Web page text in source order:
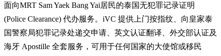
面向MRT Sam Yaek Bang Yai居民的泰国无犯罪记录证明
(Police Clearance) 代办服务。iVC 提供上门按指纹、向皇家泰
国警察局犯罪记录处递交申请、英文认证翻译、外交部认证及
海牙 Apostille 全套服务，可用于任何国家的大使馆或移民